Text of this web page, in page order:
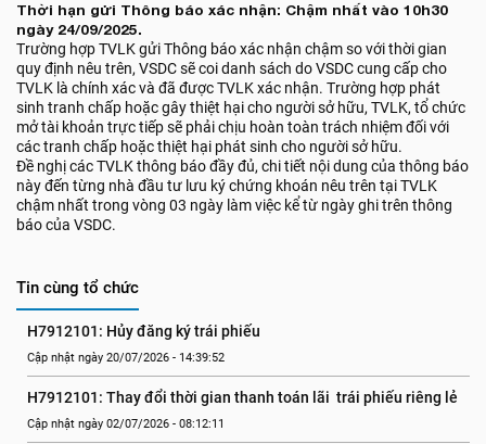
Thời hạn gửi Thông báo xác nhận: Chậm nhất vào 10h30
ngày 24/09/2025.
Trường hợp TVLK gửi Thông báo xác nhận chậm so với thời gian
quy định nêu trên, VSDC sẽ coi danh sách do VSDC cung cấp cho
TVLK là chính xác và đã được TVLK xác nhận. Trường hợp phát
sinh tranh chấp hoặc gây thiệt hại cho người sở hữu, TVLK, tổ chức
mở tài khoản trực tiếp sẽ phải chịu hoàn toàn trách nhiệm đối với
các tranh chấp hoặc thiệt hại phát sinh cho người sở hữu.
Đề nghị các TVLK thông báo đầy đủ, chi tiết nội dung của thông báo
này đến từng nhà đầu tư lưu ký chứng khoán nêu trên tại TVLK
chậm nhất trong vòng 03 ngày làm việc kể từ ngày ghi trên thông
báo của VSDC.
Tin cùng tổ chức
H7912101: Hủy đăng ký trái phiếu
Cập nhật ngày 20/07/2026 - 14:39:52
H7912101: Thay đổi thời gian thanh toán lãi  trái phiếu riêng lẻ
Cập nhật ngày 02/07/2026 - 08:12:11